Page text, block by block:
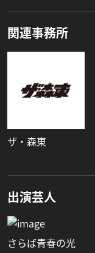
関連事務所
ザ・森東
出演芸人
さらば青春の光